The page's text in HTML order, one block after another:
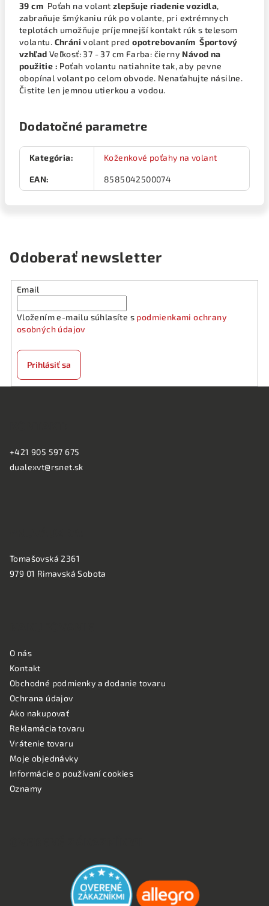
39 cm Poťah na volant zlepšuje riadenie vozidla,
zabraňuje šmýkaniu rúk po volante, pri extrémnych
teplotách umožňuje príjemnejší kontakt rúk s telesom
volantu. Chráni volant predopotrebovaním Športový
vzhľad Veľkosť: 37 - 37 cm Farba: čierny Návod na
použitie : Poťah volantu natiahnite tak, aby pevne
obopínal volant po celom obvode. Nenaťahujte násilne.
Čistite len jemnou utierkou a vodou.
Dodatočné parametre
Kategória: Koženkové poťahy na volant
EAN: 8585042500074
Odoberať newsletter
Email
Vložením e-mailu súhlasíte s podmienkami ochrany
osobných údajov
Prihlásiť sa
+421 905 597 675
dualexvt@rsnet.sk
Tomašovská 2361
979 01 Rimavská Sobota
O nás
Kontakt
Obchodné podmienky a dodanie tovaru
Ochrana údajov
Ako nakupovať
Reklamácia tovaru
Vrátenie tovaru
Moje objednávky
Informácie o používaní cookies
Oznamy